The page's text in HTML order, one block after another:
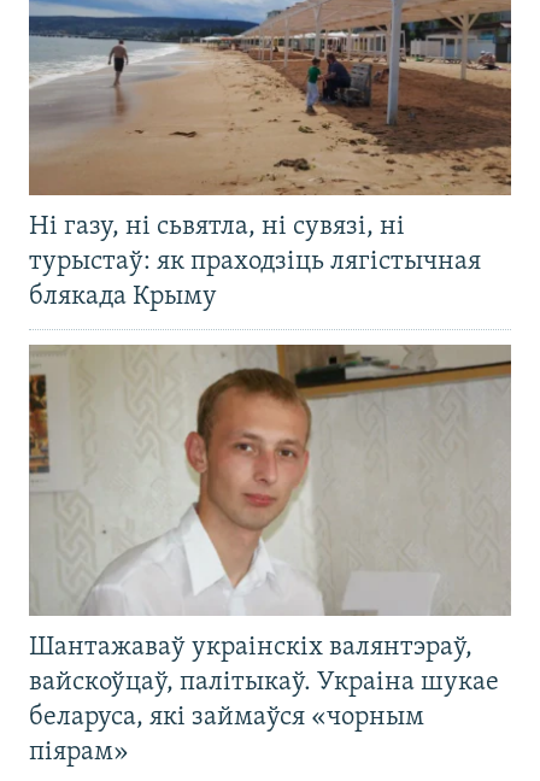
Ні газу, ні сьвятла, ні сувязі, ні
турыстаў: як праходзіць лягістычная
блякада Крыму
Шантажаваў украінскіх валянтэраў,
вайскоўцаў, палітыкаў. Украіна шукае
беларуса, які займаўся «чорным
піярам»